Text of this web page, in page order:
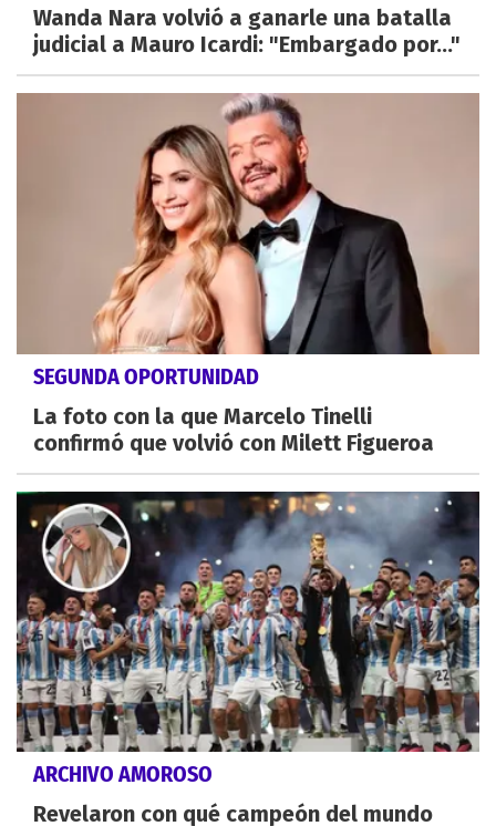
Wanda Nara volvió a ganarle una batalla
judicial a Mauro Icardi: "Embargado por..."
SEGUNDA OPORTUNIDAD
La foto con la que Marcelo Tinelli
confirmó que volvió con Milett Figueroa
ARCHIVO AMOROSO
Revelaron con qué campeón del mundo